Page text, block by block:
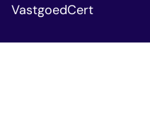
VastgoedCert